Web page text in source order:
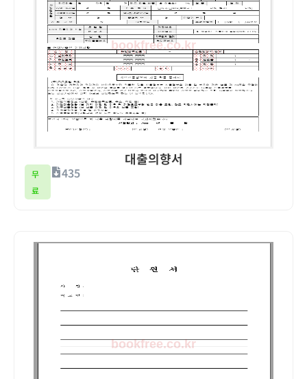
대출의향서
무
료
435